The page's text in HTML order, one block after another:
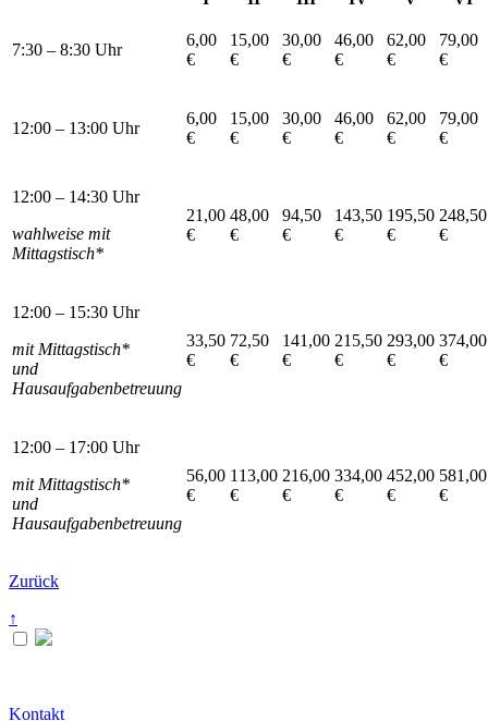
7:30 – 8:30 Uhr
6,00
€
15,00
€
30,00
€
46,00
€
62,00
€
79,00
€
12:00 – 13:00 Uhr
6,00
€
15,00
€
30,00
€
46,00
€
62,00
€
79,00
€
12:00 – 14:30 Uhr
wahlweise mit
Mittagstisch*
21,00
€
48,00
€
94,50
€
143,50
€
195,50
€
248,50
€
12:00 – 15:30 Uhr
mit Mittagstisch*
und
Hausaufgabenbetreuung
33,50
€
72,50
€
141,00
€
215,50
€
293,00
€
374,00
€
12:00 – 17:00 Uhr
mit Mittagstisch*
und
Hausaufgabenbetreuung
56,00
€
113,00
€
216,00
€
334,00
€
452,00
€
581,00
€
Zurück
↑
Kontakt